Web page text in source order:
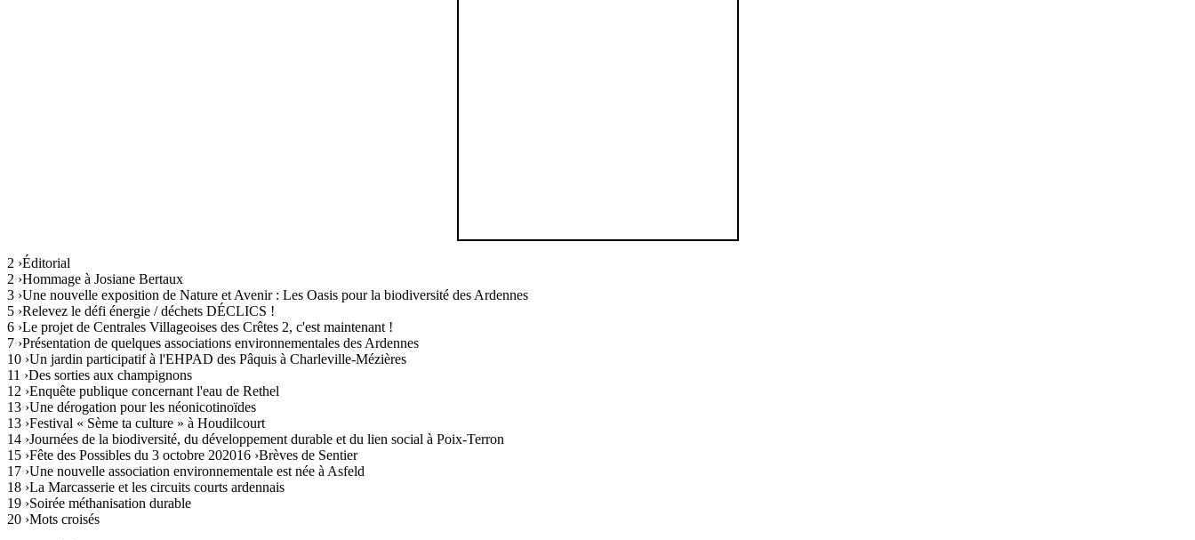
2 ›Éditorial
2 ›Hommage à Josiane Bertaux
3 ›Une nouvelle exposition de Nature et Avenir : Les Oasis pour la biodiversité des Ardennes
5 ›Relevez le défi énergie / déchets DÉCLICS !
6 ›Le projet de Centrales Villageoises des Crêtes 2, c'est maintenant !
7 ›Présentation de quelques associations environnementales des Ardennes
10 ›Un jardin participatif à l'EHPAD des Pâquis à Charleville-Mézières
11 ›Des sorties aux champignons
12 ›Enquête publique concernant l'eau de Rethel
13 ›Une dérogation pour les néonicotinoïdes
13 ›Festival « Sème ta culture » à Houdilcourt
14 ›Journées de la biodiversité, du développement durable et du lien social à Poix-Terron
15 ›Fête des Possibles du 3 octobre 202016 ›Brèves de Sentier
17 ›Une nouvelle association environnementale est née à Asfeld
18 ›La Marcasserie et les circuits courts ardennais
19 ›Soirée méthanisation durable
20 ›Mots croisés